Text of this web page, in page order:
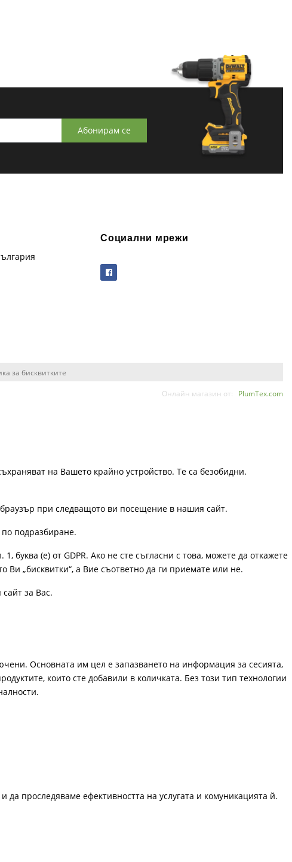
Абонирам се
Социални мрежи
за бисквитките
Онлайн магазин от: PlumTex.com
на Вашето крайно устройство. Те са безобидни.
браузър при следващото ви посещение в нашия сайт.
по подразбиране.
буква (е) от GDPR. Ако не сте съгласни с това, можете да откажете
Ви „бисквитки“, а Вие съответно да ги приемате или не.
за Вас.
Основната им цел е запазването на информация за сесията,
които сте добавили в количката. Без този тип технологии
проследяваме ефективността на услугата и комуникацията й.